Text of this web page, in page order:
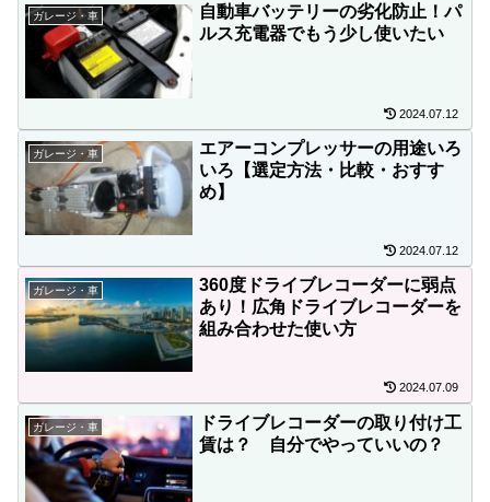
ガレージ・車
自動車バッテリーの劣化防止！パ
ルス充電器でもう少し使いたい
2024.07.12
ガレージ・車
エアーコンプレッサーの用途いろ
いろ【選定方法・比較・おすす
め】
2024.07.12
ガレージ・車
360度ドライブレコーダーに弱点
あり！広角ドライブレコーダーを
組み合わせた使い方
2024.07.09
ガレージ・車
ドライブレコーダーの取り付け工
賃は？ 自分でやっていいの？